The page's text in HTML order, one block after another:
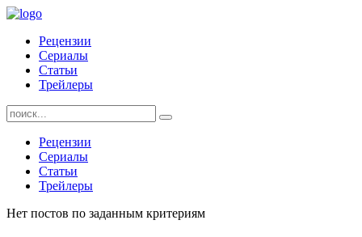
Skip
contentРецензии
Сериалы
Статьи
Трейлеры
Найти:
Рецензии
Сериалы
Статьи
Трейлеры
Нет постов по заданным критериям